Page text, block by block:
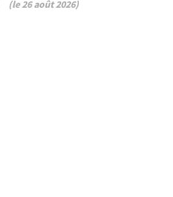
le 26 août 2026